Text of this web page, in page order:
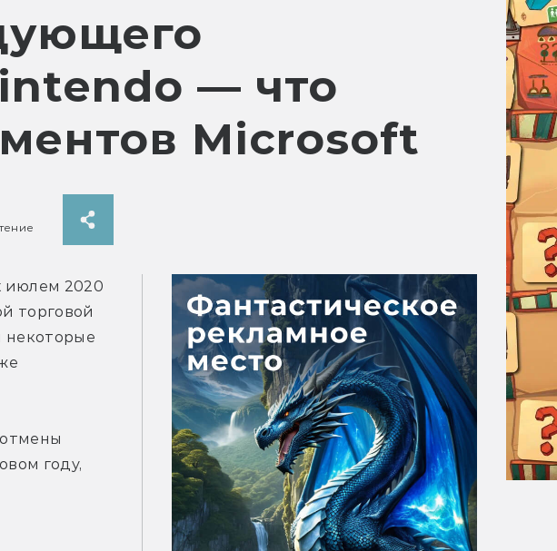
— что
Microsoft
июлем 2020
торговой
некоторые
году,